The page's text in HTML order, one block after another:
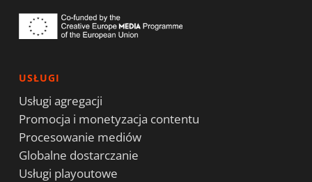
USŁUGI
Usługi agregacji
Promocja i monetyzacja contentu
Procesowanie mediów
Globalne dostarczanie
Usługi playoutowe